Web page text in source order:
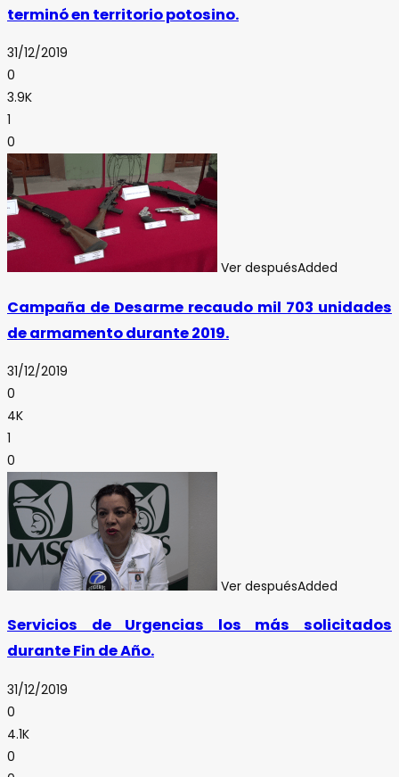
terminó en territorio potosino.
31/12/2019
0
3.9K
1
0
Ver despuésAdded
Campaña de Desarme recaudo mil 703 unidades
de armamento durante 2019.
31/12/2019
0
4K
1
0
Ver despuésAdded
Servicios de Urgencias los más solicitados
durante Fin de Año.
31/12/2019
0
4.1K
0